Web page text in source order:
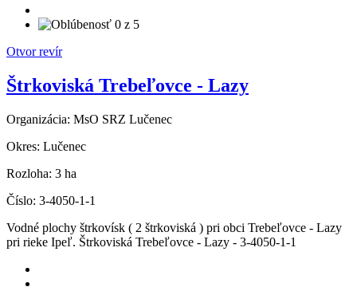
Otvor revír
Štrkoviská Trebeľovce - Lazy
Organizácia: MsO SRZ Lučenec
Okres: Lučenec
Rozloha: 3 ha
Číslo: 3-4050-1-1
Vodné plochy štrkovísk ( 2 štrkoviská ) pri obci Trebeľovce - Lazy
pri rieke Ipeľ. Štrkoviská Trebeľovce - Lazy - 3-4050-1-1